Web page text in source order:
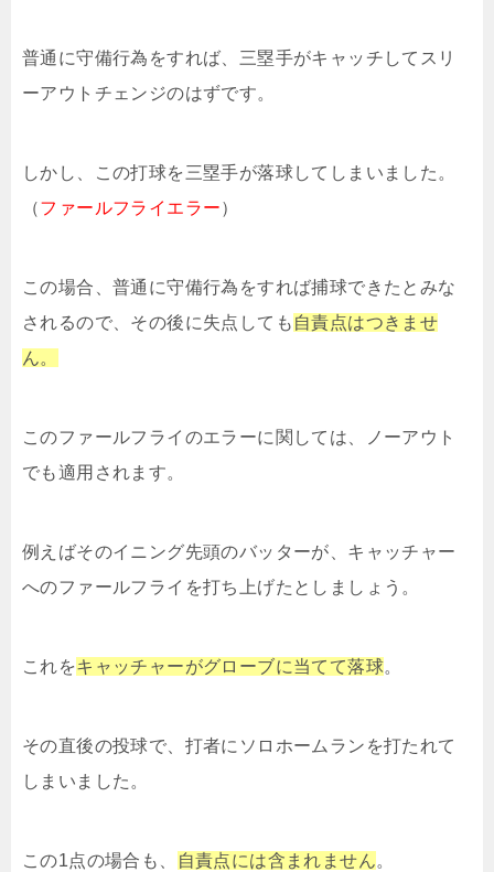
普通に守備行為をすれば、三塁手がキャッチしてスリ
ーアウトチェンジのはずです。
しかし、この打球を三塁手が落球してしまいました。
（ファールフライエラー）
この場合、普通に守備行為をすれば捕球できたとみな
されるので、その後に失点しても 自責点はつきませ
ん。
このファールフライのエラーに関しては、ノーアウト
でも適用されます。
例えばそのイニング先頭のバッターが、キャッチャー
へのファールフライを打ち上げたとしましょう。
これをキャッチャーがグローブに当てて落球。
その直後の投球で、打者にソロホームランを打たれて
しまいました。
この1点の場合も、 自責点には含まれません。